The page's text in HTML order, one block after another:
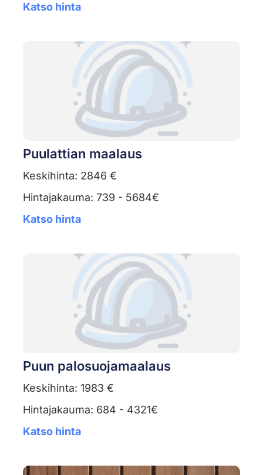
Katso hinta
Puulattian maalaus
Keskihinta: 2846 €
Hintajakauma: 739 - 5684€
Katso hinta
Puun palosuojamaalaus
Keskihinta: 1983 €
Hintajakauma: 684 - 4321€
Katso hinta